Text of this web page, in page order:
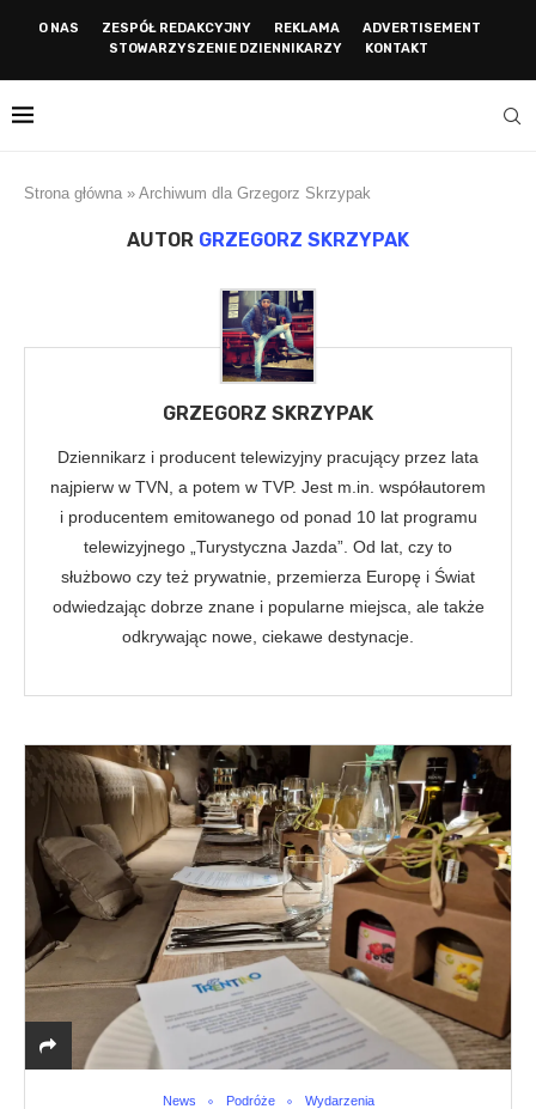
O NAS ZESPÓŁ REDAKCYJNY REKLAMA
ADVERTISEMENT
STOWARZYSZENIE DZIENNIKARZY
KONTAKT
Strona główna » Archiwum dla Grzegorz Skrzypak
AUTOR GRZEGORZ SKRZYPAK
GRZEGORZ SKRZYPAK
Dziennikarz i producent telewizyjny pracujący przez lata
najpierw w TVN, a potem w TVP. Jest m.in. współautorem
i producentem emitowanego od ponad 10 lat programu
telewizyjnego „Turystyczna Jazda”. Od lat, czy to
służbowo czy też prywatnie, przemierza Europę i Świat
odwiedzając dobrze znane i popularne miejsca, ale także
odkrywając nowe, ciekawe destynacje.
News Podróże Wydarzenia